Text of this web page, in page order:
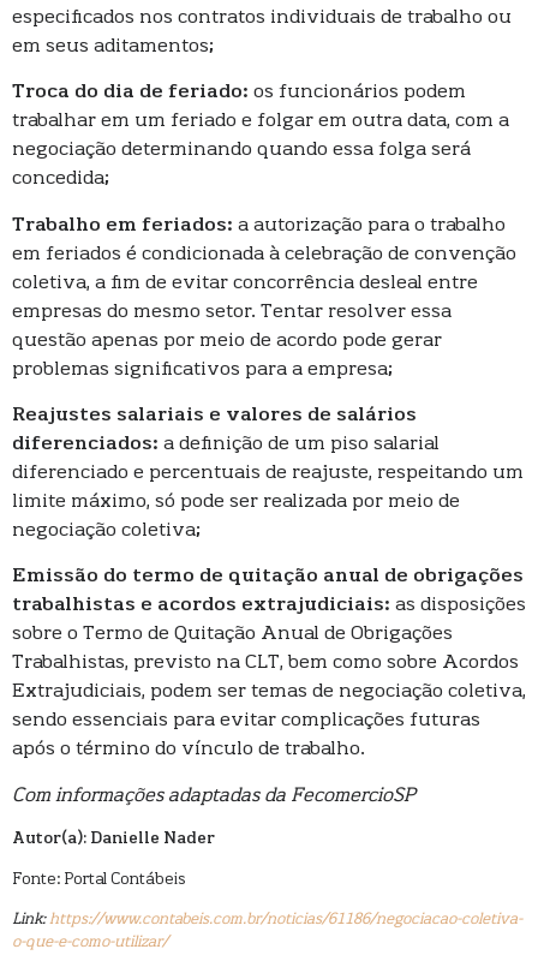
especificados nos contratos individuais de trabalho ou
em seus aditamentos;
Troca do dia de feriado: os funcionários podem
trabalhar em um feriado e folgar em outra data, com a
negociação determinando quando essa folga será
concedida;
Trabalho em feriados: a autorização para o trabalho
em feriados é condicionada à celebração de convenção
coletiva, a fim de evitar concorrência desleal entre
empresas do mesmo setor. Tentar resolver essa
questão apenas por meio de acordo pode gerar
problemas significativos para a empresa;
Reajustes salariais e valores de salários
diferenciados: a definição de um piso salarial
diferenciado e percentuais de reajuste, respeitando um
limite máximo, só pode ser realizada por meio de
negociação coletiva;
Emissão do termo de quitação anual de obrigações
trabalhistas e acordos extrajudiciais: as disposições
sobre o Termo de Quitação Anual de Obrigações
Trabalhistas, previsto na CLT, bem como sobre Acordos
Extrajudiciais, podem ser temas de negociação coletiva,
sendo essenciais para evitar complicações futuras
após o término do vínculo de trabalho.
Com informações adaptadas da FecomercioSP
Autor(a): Danielle Nader
Fonte: Portal Contábeis
Link:https://www.contabeis.com.br/noticias/61186/negociacao-coletiva-
o-que-e-como-utilizar/